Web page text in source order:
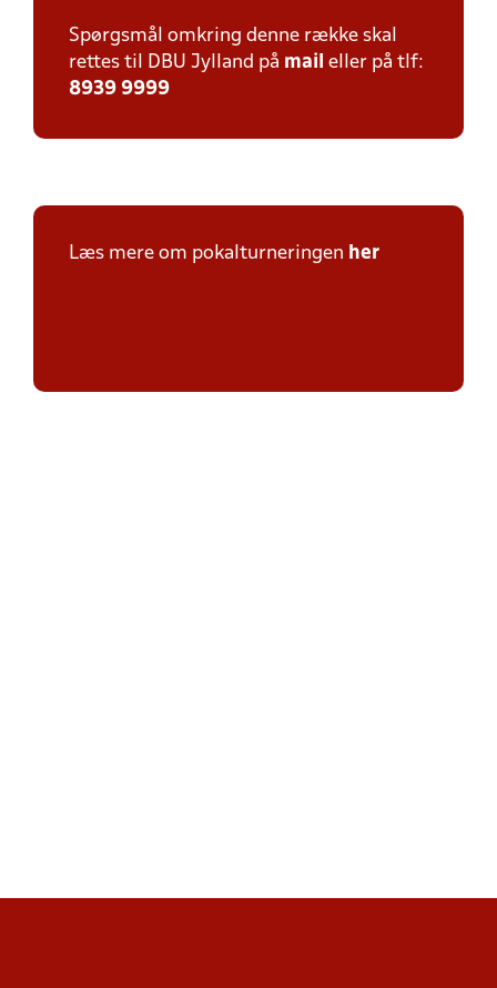
Spørgsmål omkring denne række skal
rettes til DBU Jylland på mail eller på tlf:
8939 9999
Læs mere om pokalturneringen her